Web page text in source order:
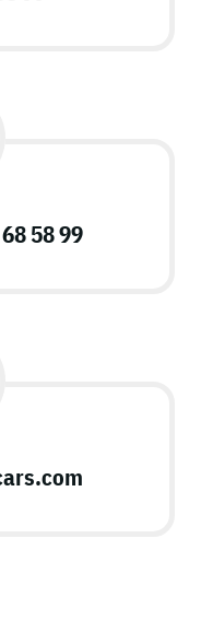
58 99